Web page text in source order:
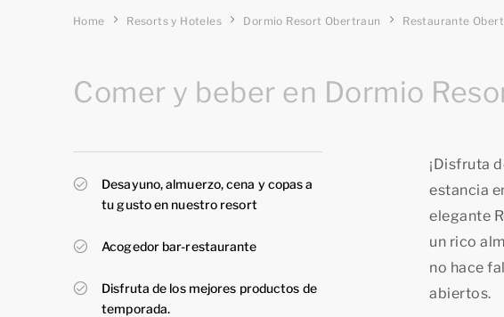
Home Resorts y Hoteles Dormio Resort Obertraun Restaurante
Comer y beber en Dormio
Desayuno, almuerzo, cena y copas a
tu gusto en nuestro resort
Acogedor bar-restaurante
Disfruta de los mejores productos de
temporada.
¡Disfruta
estancia
elegante
un rico
no hace
abiertos.